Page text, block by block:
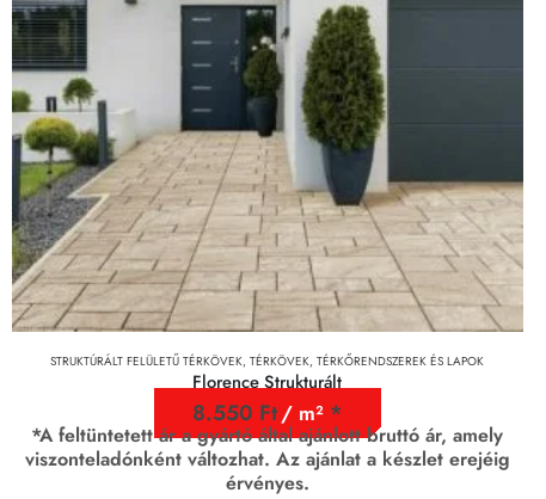
STRUKTÚRÁLT FELÜLETŰ TÉRKÖVEK,TÉRKÖVEK, TÉRKŐRENDSZEREK ÉS LAPOK
Florence Strukturált
8.550 Ft/ m²
*A feltüntetett ár a gyártó által ajánlott bruttó ár, amely
viszonteladónként változhat. Az ajánlat a készlet erejéig
érvényes.